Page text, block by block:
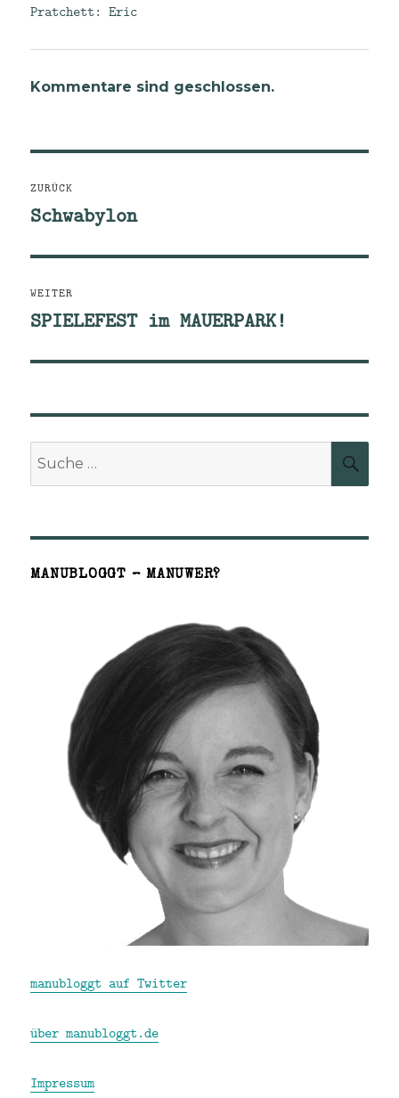
Pratchett: Eric
Kommentare sind geschlossen.
ZURÜCK
Vorheriger
Schwabylon
WEITER
Nächster
SPIELEFEST im MAUERPARK!
MANUBLOGGT – MANUWER?
manubloggt auf Twitter
über manubloggt.de
Impressum